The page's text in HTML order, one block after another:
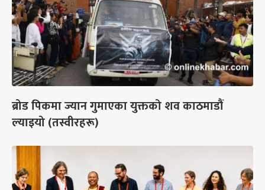
ब्रोड पिकमा ज्यान गुमाएका युक्तको शव काठमाडौं
ल्याइयो (तस्वीरहरू)